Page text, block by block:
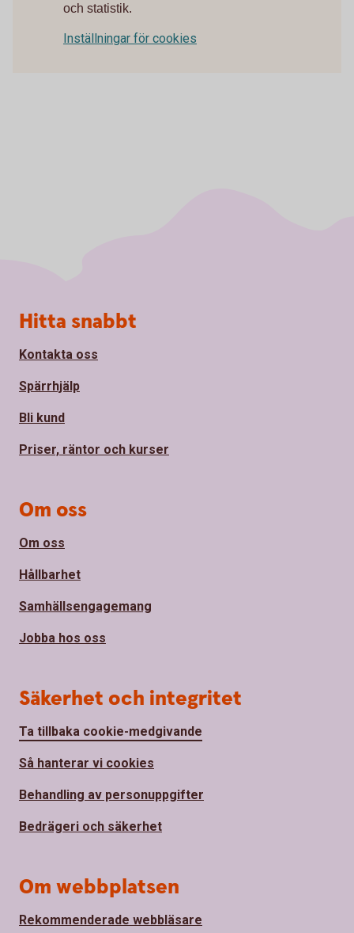
och statistik.
Inställningar för cookies
Sidfot
Hitta snabbt
Kontakta oss
Spärrhjälp
Bli kund
Priser, räntor och kurser
Om oss
Om oss
Hållbarhet
Samhällsengagemang
Jobba hos oss
Säkerhet och integritet
Ta tillbaka cookie-medgivande
Så hanterar vi cookies
Behandling av personuppgifter
Bedrägeri och säkerhet
Om webbplatsen
Rekommenderade webbläsare